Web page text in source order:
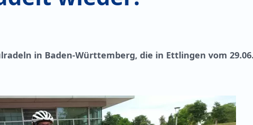
in Baden-Württemberg, die in Ettlingen vom 29.06.